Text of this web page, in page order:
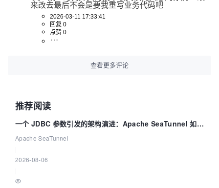
来改去最后不会是要我重写业务代码吧
2026-03-11 17:33:41
回复 0
点赞 0
查看更多评论
推荐阅读
一个 JDBC 参数引发的架构演进：Apache SeaTunnel 如何
解决数据同步中的“定时 Flush”难题
Apache SeaTunnel
2026-08-06